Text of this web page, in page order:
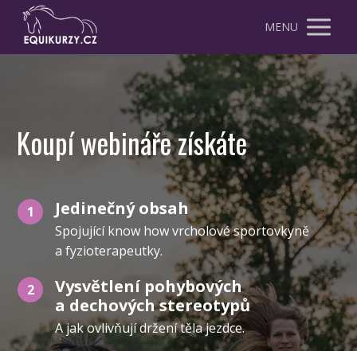
MENU
Koupí webináře získáte
1 Jedinečný obsah
Spojující know how vrcholové sportovkyně
a fyzioterapeutky.
2
Vysvětlení pohybových
a dechových stereotypů
A jak ovlivňují držení těla jezdce.